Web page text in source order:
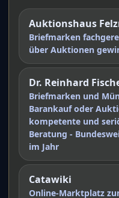
Auktionshaus
Briefmarken
über Auktionen
Dr. Reinhard
Briefmarken und
Barankauf oder
kompetente und
Beratung -
im Jahr
Catawiki
Online-Marktplatz